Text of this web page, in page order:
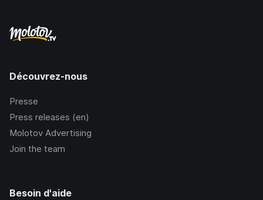
Découvrez-nous
Presse
Press releases (en)
Molotov Advertising
Join the team
Besoin d'aide